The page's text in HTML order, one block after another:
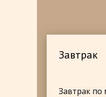
Завтрак
Завтрак по